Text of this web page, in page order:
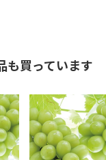
も買っています